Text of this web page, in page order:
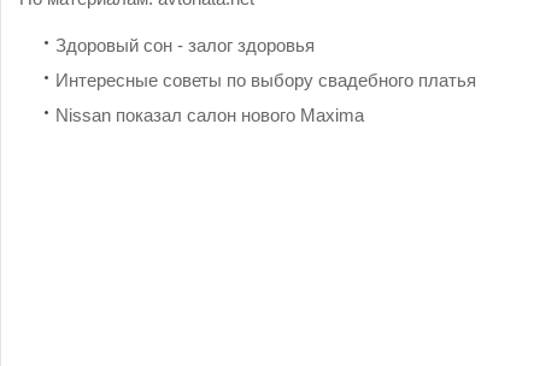
Здоровый сон - залог здоровья
Интересные советы по выбору свадебного платья
Nissan показал салон нового Maxima